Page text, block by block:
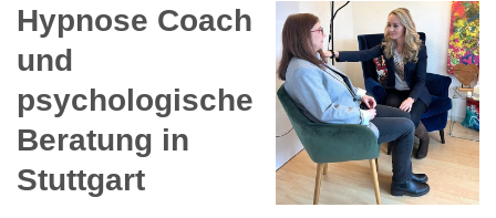
Hypnose Coach
und
psychologische
Beratung in
Stuttgart